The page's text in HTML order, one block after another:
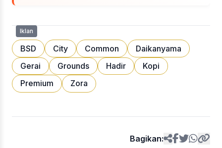
Iklan
BSD City Common
Daikanyama
Gerai
Grounds Hadir
Kopi
Premium
Zora
Bagikan: